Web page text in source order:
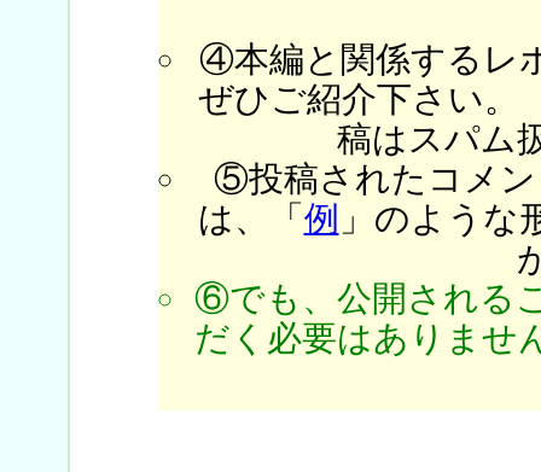
④本編と関係するレ
ぜひご紹介下さい。
稿はスパム
⑤投稿されたコメン
は、「 例 」のような
⑥でも、公開される
だく必要はありませ